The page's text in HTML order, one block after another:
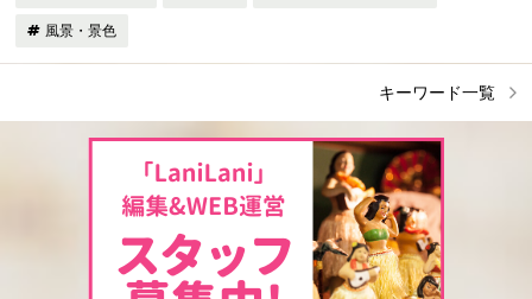
風景・景色
キーワード一覧